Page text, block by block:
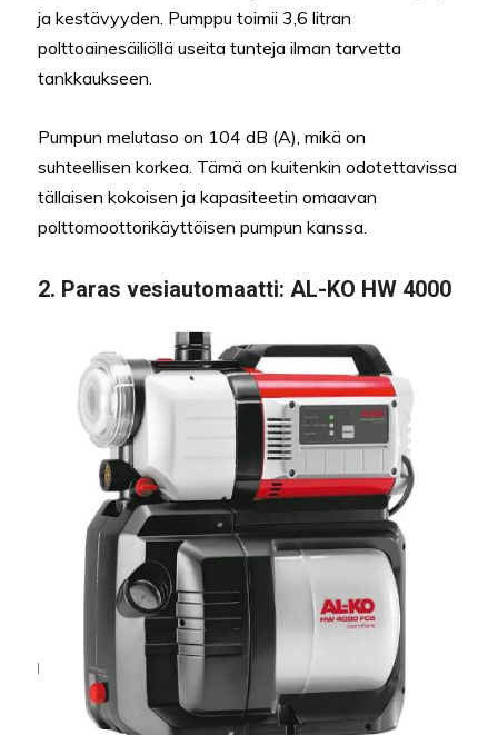
ja kestävyyden. Pumppu toimii 3,6 litran
polttoainesäiliöllä useita tunteja ilman tarvetta
tankkaukseen.
Pumpun melutaso on 104 dB (A), mikä on
suhteellisen korkea. Tämä on kuitenkin odotettavissa
tällaisen kokoisen ja kapasiteetin omaavan
polttomoottorikäyttöisen pumpun kanssa.
2. Paras vesiautomaatti: AL-KO HW 4000